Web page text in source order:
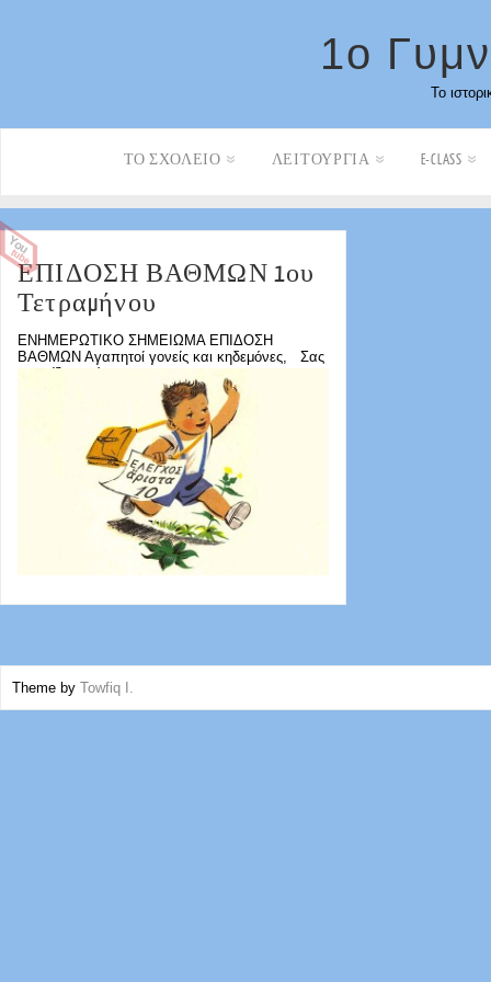
1ο
Το
ΤΟ ΣΧΟΛΕΊΟ ΛΕΙΤΟΥΡΓΊΑ E-CLASS
ΕΠΙΔΟΣΗ ΒΑΘΜΩΝ 1ου
Τετραμήνου
ΕΝΗΜΕΡΩΤΙΚΟ ΣΗΜΕΙΩΜΑ ΕΠΙΔΟΣΗ
ΒΑΘΜΩΝ Αγαπητοί γονείς και κηδεμόνες, Σας
γνωρίζουμε ότι...
Theme by Towfiq I.